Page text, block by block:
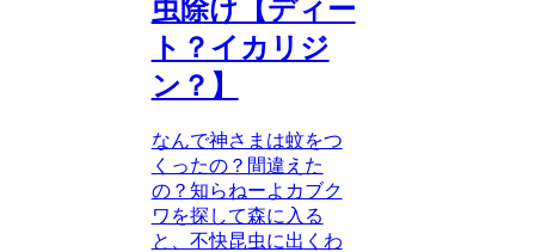
虫除け【ディー
ト？イカリジ
ン？】
なんで神さまは蚊をつ
くったの？間違えた
の？知らねーよカブク
ワを探して森に入る
と、不快昆虫に出くわ